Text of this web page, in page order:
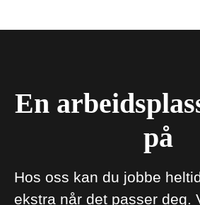
En
på
Hos oss kan du jobbe
ekstra når det passer deg.